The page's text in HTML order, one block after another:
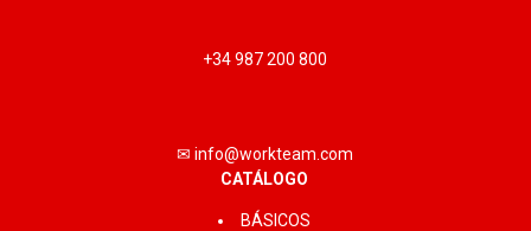
+34 987 200 800
✉ info@workteam.com
CATÁLOGO
BÁSICOS